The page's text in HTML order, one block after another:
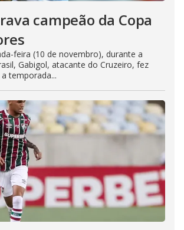
campeão da Copa
feira (10 de novembro), durante a
Gabigol, atacante do Cruzeiro, fez
temporada...